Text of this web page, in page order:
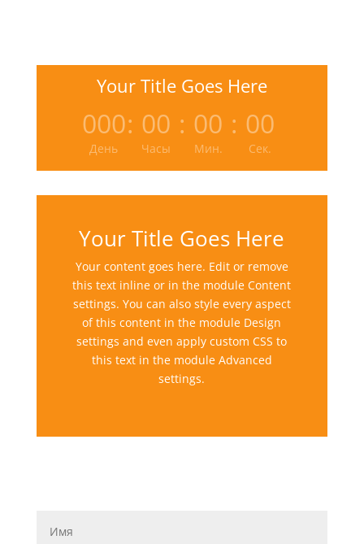
Your Title Goes Here
000
День
: 00
Часы
: 00
Мин.
: 00
Сек.
Your Title Goes Here
Your content goes here. Edit or remove
this text inline or in the module Content
settings. You can also style every aspect
of this content in the module Design
settings and even apply custom CSS to
this text in the module Advanced
settings.